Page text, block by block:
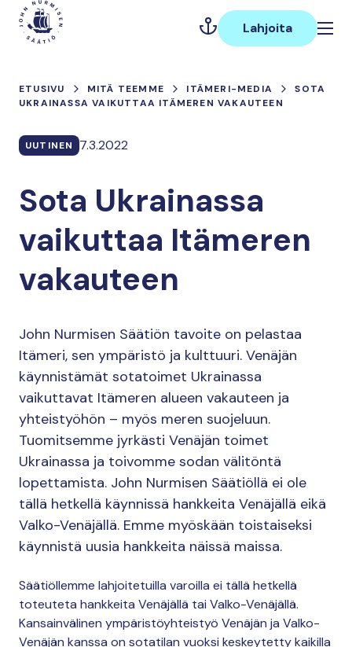
Hyppää
sisältöön
Päävalikko
Lahjoita
ETUSIVU MITÄ TEEMME ITÄMERI-MEDIA
SOTA
UKRAINASSA VAIKUTTAA ITÄMEREN VAKAUTEEN
UUTINEN 7.3.2022
Sota Ukrainassa
vaikuttaa Itämeren
vakauteen
John Nurmisen Säätiön tavoite on pelastaa
Itämeri, sen ympäristö ja kulttuuri. Venäjän
käynnistämät sotatoimet Ukrainassa
vaikuttavat Itämeren alueen vakauteen ja
yhteistyöhön – myös meren suojeluun.
Tuomitsemme jyrkästi Venäjän toimet
Ukrainassa ja toivomme sodan välitöntä
lopettamista. John Nurmisen Säätiöllä ei ole
tällä hetkellä käynnissä hankkeita Venäjällä eikä
Valko-Venäjällä. Emme myöskään toistaiseksi
käynnistä uusia hankkeita näissä maissa.
Säätiöllemme lahjoitetuilla varoilla ei tällä hetkellä
toteuteta hankkeita Venäjällä tai Valko-Venäjällä.
Kansainvälinen ympäristöyhteistyö Venäjän ja Valko-
Venäjän kanssa on sotatilan vuoksi keskeytetty kaikilla